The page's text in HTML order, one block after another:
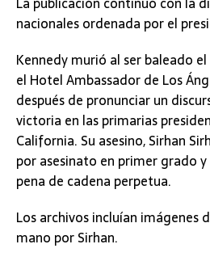
nacionales ordenada por el
Kennedy murió al ser baleado
el Hotel Ambassador de Los
después de pronunciar un
victoria en las primarias
California. Su asesino, Sirhan
por asesinato en primer grado
pena de cadena perpetua.
Los archivos incluían imágenes
mano por Sirhan.